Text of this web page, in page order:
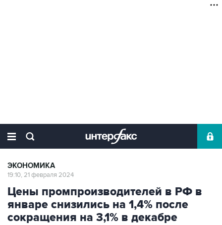
ЭКОНОМИКА
19:10, 21 февраля 2024
Цены промпроизводителей в РФ в
январе снизились на 1,4% после
сокращения на 3,1% в декабре